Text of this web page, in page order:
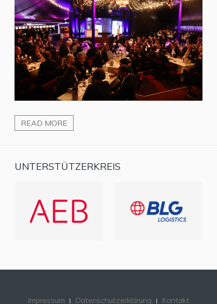
READ MORE
UNTERSTÜTZERKREIS
Impressum Datenschutzerklärung Kontakt